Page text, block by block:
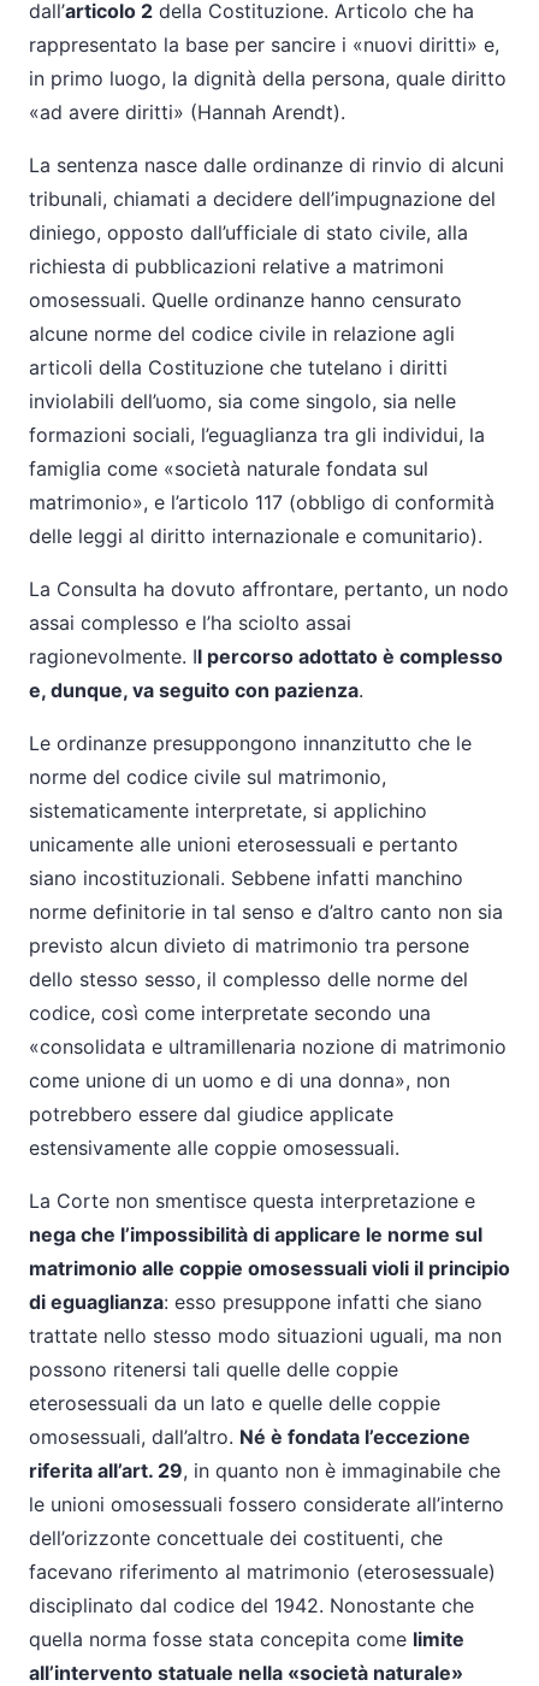
dall’articolo 2 della Costituzione. Articolo che ha
rappresentato la base per sancire i «nuovi diritti» e,
in primo luogo, la dignità della persona, quale diritto
«ad avere diritti» (Hannah Arendt).
La sentenza nasce dalle ordinanze di rinvio di alcuni
tribunali, chiamati a decidere dell’impugnazione del
diniego, opposto dall’ufficiale di stato civile, alla
richiesta di pubblicazioni relative a matrimoni
omosessuali. Quelle ordinanze hanno censurato
alcune norme del codice civile in relazione agli
articoli della Costituzione che tutelano i diritti
inviolabili dell’uomo, sia come singolo, sia nelle
formazioni sociali, l’eguaglianza tra gli individui, la
famiglia come «società naturale fondata sul
matrimonio», e l’articolo 117 (obbligo di conformità
delle leggi al diritto internazionale e comunitario).
La Consulta ha dovuto affrontare, pertanto, un nodo
assai complesso e l’ha sciolto assai
ragionevolmente. Il percorso adottato è complesso
e, dunque, va seguito con pazienza.
Le ordinanze presuppongono innanzitutto che le
norme del codice civile sul matrimonio,
sistematicamente interpretate, si applichino
unicamente alle unioni eterosessuali e pertanto
siano incostituzionali. Sebbene infatti manchino
norme definitorie in tal senso e d’altro canto non sia
previsto alcun divieto di matrimonio tra persone
dello stesso sesso, il complesso delle norme del
codice, così come interpretate secondo una
«consolidata e ultramillenaria nozione di matrimonio
come unione di un uomo e di una donna», non
potrebbero essere dal giudice applicate
estensivamente alle coppie omosessuali.
La Corte non smentisce questa interpretazione e
nega che l’impossibilità di applicare le norme sul
matrimonio alle coppie omosessuali violi il principio
di eguaglianza: esso presuppone infatti che siano
trattate nello stesso modo situazioni uguali, ma non
possono ritenersi tali quelle delle coppie
eterosessuali da un lato e quelle delle coppie
omosessuali, dall’altro. Né è fondata l’eccezione
riferita all’art. 29, in quanto non è immaginabile che
le unioni omosessuali fossero considerate all’interno
dell’orizzonte concettuale dei costituenti, che
facevano riferimento al matrimonio (eterosessuale)
disciplinato dal codice del 1942. Nonostante che
quella norma fosse stata concepita come limite
all’intervento statuale nella «società naturale»